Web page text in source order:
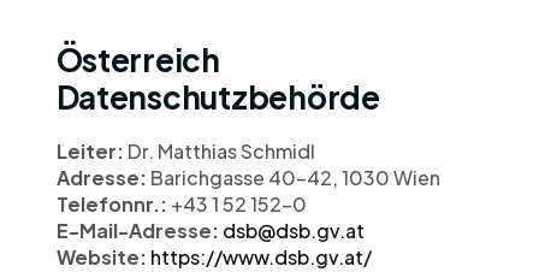
Österreich
Datenschutzbehörde
Leiter: Dr. Matthias Schmidl
Adresse: Barichgasse 40-42, 1030 Wien
Telefonnr.: +43 1 52 152-0
E-Mail-Adresse: dsb@dsb.gv.at
Website: https://www.dsb.gv.at/